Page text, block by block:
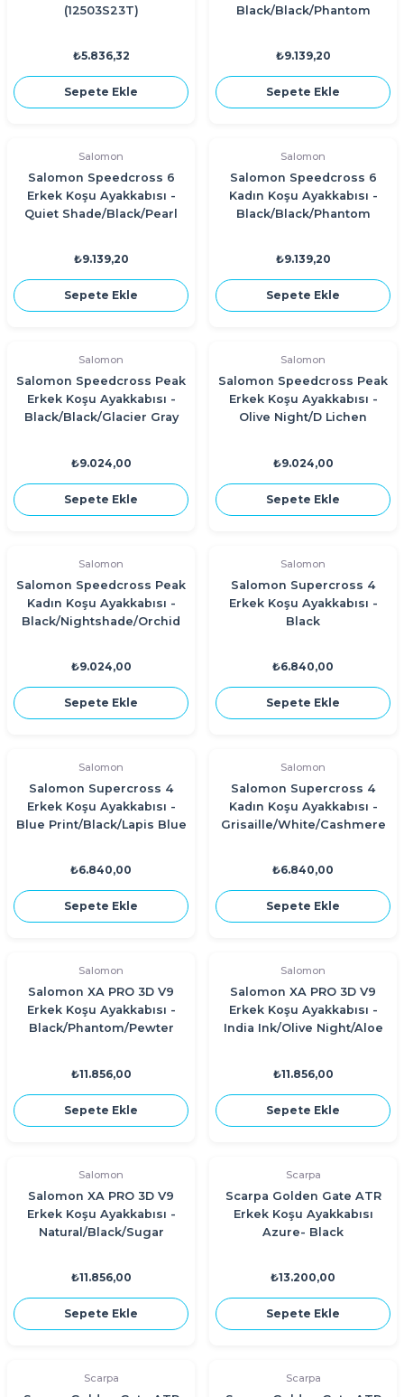
(12503S23T)
₺5.836,32
Sepete Ekle
Black/Black/Phantom
₺9.139,20
Sepete Ekle
Salomon
Salomon Speedcross 6
Erkek Koşu Ayakkabısı -
Quiet Shade/Black/Pearl
₺9.139,20
Sepete Ekle
Salomon
Salomon Speedcross 6
Kadın Koşu Ayakkabısı -
Black/Black/Phantom
₺9.139,20
Sepete Ekle
Salomon
Salomon Speedcross Peak
Erkek Koşu Ayakkabısı -
Black/Black/Glacier Gray
₺9.024,00
Sepete Ekle
Salomon
Salomon Speedcross Peak
Erkek Koşu Ayakkabısı -
Olive Night/D Lichen
₺9.024,00
Sepete Ekle
Salomon
Salomon Speedcross Peak
Kadın Koşu Ayakkabısı -
Black/Nightshade/Orchid
₺9.024,00
Sepete Ekle
Salomon
Salomon Supercross 4
Erkek Koşu Ayakkabısı -
Black
₺6.840,00
Sepete Ekle
Salomon
Salomon Supercross 4
Erkek Koşu Ayakkabısı -
Blue Print/Black/Lapis Blue
₺6.840,00
Sepete Ekle
Salomon
Salomon Supercross 4
Kadın Koşu Ayakkabısı -
Grisaille/White/Cashmere
₺6.840,00
Sepete Ekle
Salomon
Salomon XA PRO 3D V9
Erkek Koşu Ayakkabısı -
Black/Phantom/Pewter
₺11.856,00
Sepete Ekle
Salomon
Salomon XA PRO 3D V9
Erkek Koşu Ayakkabısı -
India Ink/Olive Night/Aloe
₺11.856,00
Sepete Ekle
Salomon
Salomon XA PRO 3D V9
Erkek Koşu Ayakkabısı -
Natural/Black/Sugar
₺11.856,00
Sepete Ekle
Scarpa
Scarpa Golden Gate ATR
Erkek Koşu Ayakkabısı
Azure- Black
₺13.200,00
Sepete Ekle
Scarpa Scarpa